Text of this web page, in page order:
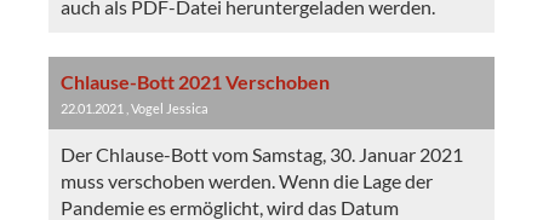
auch als PDF-Datei heruntergeladen werden.
Chlause-Bott 2021 Verschoben
22.01.2021 , Vogel Jessica
Der Chlause-Bott vom Samstag, 30. Januar 2021
muss verschoben werden. Wenn die Lage der
Pandemie es ermöglicht, wird das Datum